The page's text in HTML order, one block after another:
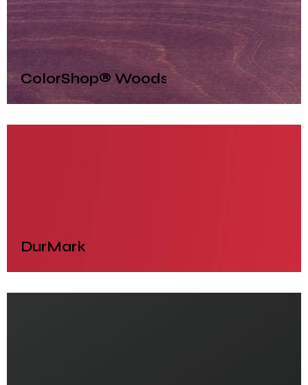
ColorShop® Woods
DurMark